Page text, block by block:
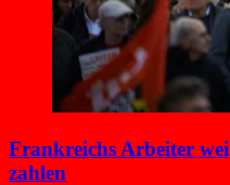
Frankreichs Arbeiter
zahlen